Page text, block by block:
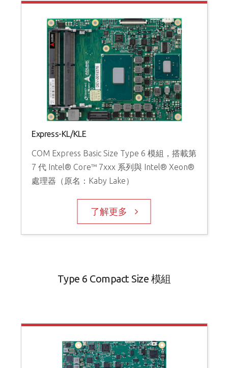
Express-KL/KLE
COM Express Basic Size Type 6 模組，搭載第
7 代 Intel® Core™ 7xxx 系列與 Intel® Xeon®
處理器（原名：Kaby Lake）
了解更多
Type 6 Compact Size 模組